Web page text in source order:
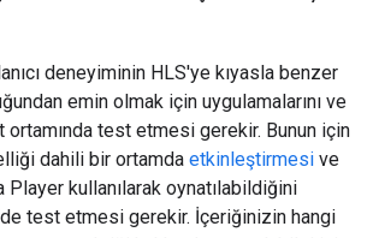
deneyiminin HLS'ye kıyasla benzer
emin olmak için uygulamalarını ve
test etmesi gerekir. Bunun için
dahili bir ortamda etkinleştirmesi ve
Player kullanılarak oynatılabildiğini
test etmesi gerekir. İçeriğinizin hangi